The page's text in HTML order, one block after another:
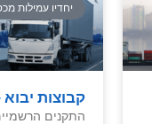
יחדיו עמילות
קבוצות